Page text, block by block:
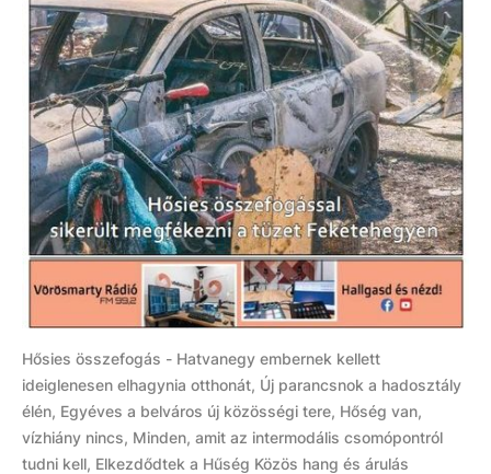
Hősies összefogás - Hatvanegy embernek kellett
ideiglenesen elhagynia otthonát, Új parancsnok a hadosztály
élén, Egyéves a belváros új közösségi tere, Hőség van,
vízhiány nincs, Minden, amit az intermodális csomópontról
tudni kell, Elkezdődtek a Hűség Közös hang és árulás